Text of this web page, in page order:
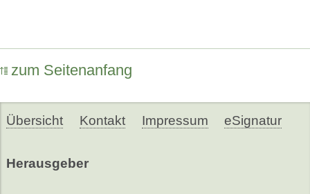
zum Seitenanfang
Übersicht Kontakt Impressum eSignatur
Herausgeber